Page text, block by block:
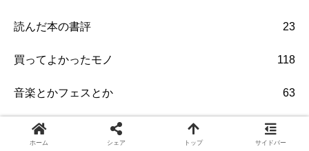
読んだ本の書評 23
買ってよかったモノ 118
音楽とかフェスとか 63
ホーム シェア トップ サイドバー